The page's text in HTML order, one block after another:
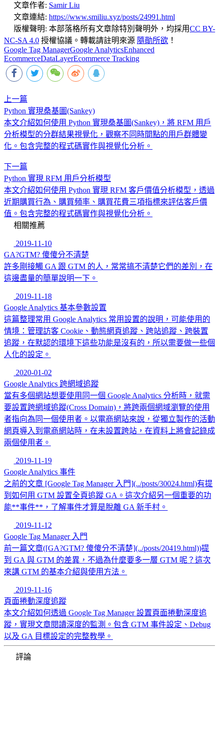
文章作者: Samir Liu
文章連結: https://www.smiliu.xyz/posts/24991.html
版權聲明: 本部落格所有文章除特別聲明外，均採用CC BY-
NC-SA 4.0 授權協議。轉載請註明來源 隨勛所欲 ！
Google Tag ManagerGoogle AnalyticsEnhanced
EcommerceDataLayerEcommerce Tracking
上一篇
Python 實現桑基圖(Sankey)
本文介紹如何使用 Python 實現桑基圖(Sankey)，將 RFM 用戶
分析模型的分群結果視覺化，觀察不同時間點的用戶群體變
化。包含完整的程式碼實作與視覺化分析。
下一篇
Python 實現 RFM 用戶分析模型
本文介紹如何使用 Python 實現 RFM 客戶價值分析模型，透過
近期購買行為、購買頻率、購買花費三項指標來評估客戶價
值。包含完整的程式碼實作與視覺化分析。
相關推薦
2019-11-10
GA?GTM? 傻傻分不清楚
許多剛接觸 GA 跟 GTM 的人，常常搞不清楚它們的差別，在
這邊盡量的簡單說明一下。
2019-11-18
Google Analytics 基本參數設置
這篇整理常用 Google Analytics 常用設置的說明，可能使用的
情境：管理訪客 Cookie、動態網頁追蹤、跨站追蹤、跨裝置
追蹤，在默認的環境下這些功能是沒有的，所以需要做一些個
人化的設定。
2020-01-02
Google Analytics 跨網域追蹤
當有多個網站想要使用同一個 Google Analytics 分析時，就需
要設置跨網域追蹤(Cross Domain)，將跨兩個網域瀏覽的使用
者指向為同一個使用者。以電商網站來說，從獨立製作的活動
網頁導入到電商網站時，在未設置跨站，在資料上將會記錄成
兩個使用者。
2019-11-19
Google Analytics 事件
之前的文章 [Google Tag Manager 入門](../posts/30024.html)有提
到如何用 GTM 設置全頁追蹤 GA。這次介紹另一個重要的功
能**事件**，了解事件才算是脫離 GA 新手村。
2019-11-12
Google Tag Manager 入門
前一篇文章([GA?GTM? 傻傻分不清楚](../posts/20419.html))提
到 GA 與 GTM 的差異，不過為什麼要多一層 GTM 呢？這次
來講 GTM 的基本介紹與使用方法。
2019-11-16
頁面捲動深度追蹤
本文介紹如何透過 Google Tag Manager 設置頁面捲動深度追
蹤，實現文章閱讀深度的監測。包含 GTM 事件設定、Debug
以及 GA 目標設定的完整教學。
評論